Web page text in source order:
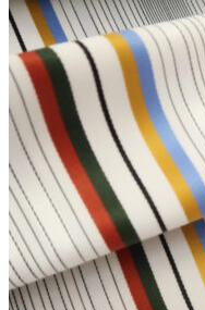
cena
byla:
1.500,00Kč.
cena
je: